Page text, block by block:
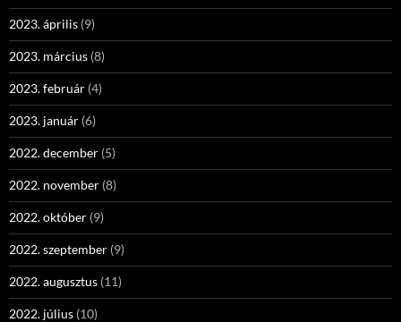
2023. április (9)
2023. március (8)
2023. február (4)
2023. január (6)
2022. december (5)
2022. november (8)
2022. október (9)
2022. szeptember (9)
2022. augusztus (11)
2022. július (10)